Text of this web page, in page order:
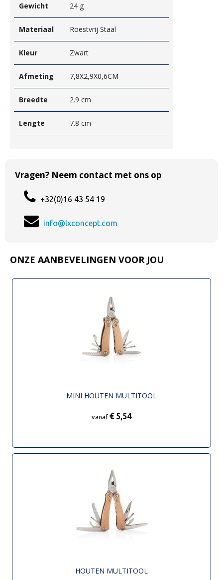
Gewicht 24 g
Materiaal Roestvrij Staal
Kleur Zwart
Afmeting 7,8X2,9X0,6CM
Breedte 2.9 cm
Lengte 7.8 cm
Vragen? Neem contact met ons op
+32(0)16 43 54 19
info@lxconcept.com
ONZE AANBEVELINGEN VOOR JOU
MINI HOUTEN MULTITOOL
vanaf € 5,54
HOUTEN MULTITOOL